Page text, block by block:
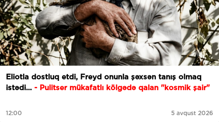
Eliotla dostluq etdi, Freyd onunla şəxsən tanış olmaq
istədi... - Pulitser mükafatlı kölgədə qalan "kosmik şair"
12:00 5 avqust 2026